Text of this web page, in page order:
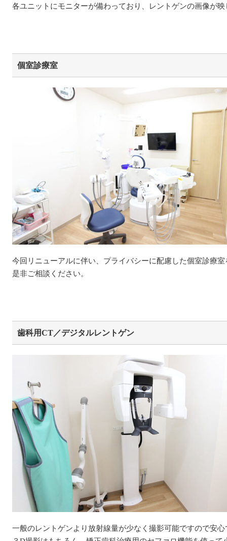
各ユニットにモニターが備わっており、レントゲンの画像が
個室診療室
今回リニューアルに伴い、プライバシーに配慮した個室診療
是非ご相談ください。
歯科用CT／デジタルレントゲン
一般のレントゲンより放射線量が少なく撮影可能ですので安心